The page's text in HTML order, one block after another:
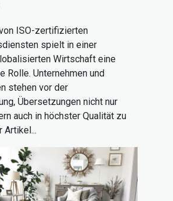
ISO-zertifizierten
spielt in einer
Wirtschaft eine
Rolle. Unternehmen und
stehen vor der
Übersetzungen nicht nur
auch in höchster Qualität zu
Artikel...